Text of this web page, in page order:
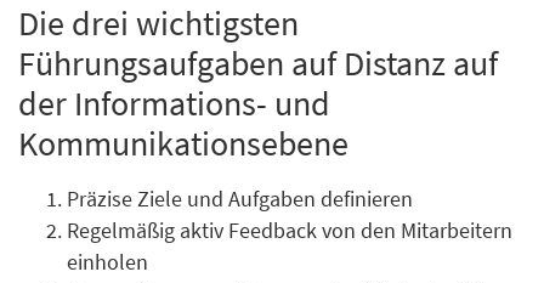
Die drei wichtigsten
Führungsaufgaben auf Distanz auf
der Informations- und
Kommunikationsebene
Präzise Ziele und Aufgaben definieren
Regelmäßig aktiv Feedback von den Mitarbeitern
einholen